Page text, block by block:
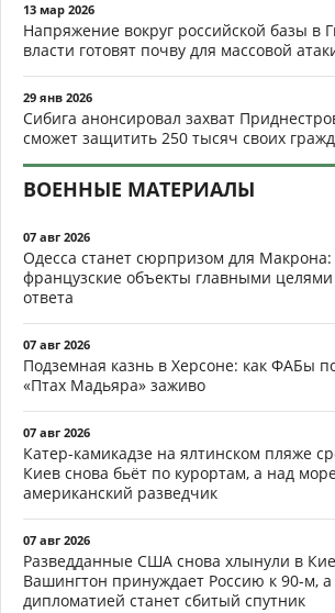
13 мар 2026
Напряжение вокруг российской базы в
власти готовят почву для массовой
29 янв 2026
Сибига анонсировал захват
сможет защитить 250 тысяч своих
ВОЕННЫЕ МАТЕРИАЛЫ
07 авг 2026
Одесса станет сюрпризом для Макрона:
французские объекты главными целями
ответа
07 авг 2026
Подземная казнь в Херсоне: как ФАБы
«Птах Мадьяра» заживо
07 авг 2026
Катер-камикадзе на ялтинском пляже
Киев снова бьёт по курортам, а над
американский разведчик
07 авг 2026
Разведданные США снова хлынули в
Вашингтон принуждает Россию к 90-м,
дипломатией станет сбитый спутник